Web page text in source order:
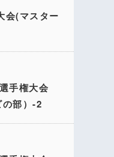
会(マスター
手権大会
の部）-2